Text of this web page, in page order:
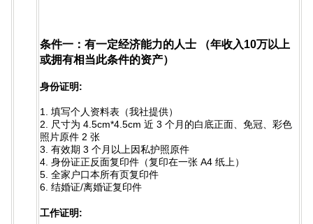
条件一：有一定经济能力的人士 （年收入10万以上
或拥有相当此条件的资产）
身份证明:
1. 填写个人资料表（我社提供）
2. 尺寸为 4.5cm*4.5cm 近 3 个月的白底正面、免冠、彩色
照片原件 2 张
3. 有效期 3 个月以上因私护照原件
4. 身份证正反面复印件（复印在一张 A4 纸上）
5. 全家户口本所有页复印件
6. 结婚证/离婚证复印件
工作证明: